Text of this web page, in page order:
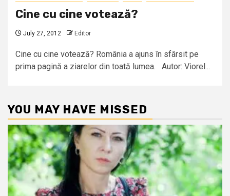
Cine cu cine votează?
July 27, 2012 Editor
Cine cu cine votează? România a ajuns în sfârsit pe
prima pagină a ziarelor din toată lumea. Autor: Viorel...
YOU MAY HAVE MISSED